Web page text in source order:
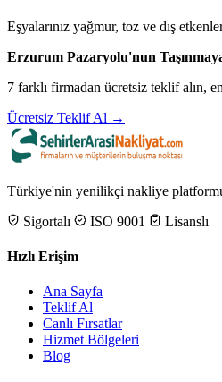
Eşyalarınız yağmur, toz ve dış
Erzurum Pazaryolu'nun Taşınmaya
7 farklı firmadan ücretsiz teklif alın,
Ücretsiz Teklif Al →
Türkiye'nin yenilikçi nakliye
Sigortalı
ISO 9001 Lisanslı
Hızlı Erişim
Ana Sayfa
Teklif Al
Canlı Fırsatlar
Hizmet Bölgeleri
Blog